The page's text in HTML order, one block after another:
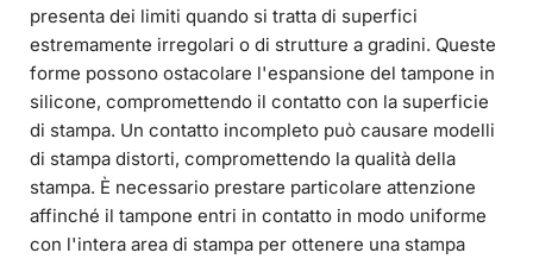
presenta dei limiti quando si tratta di superfici
estremamente irregolari o di strutture a gradini. Queste
forme possono ostacolare l'espansione del tampone in
silicone, compromettendo il contatto con la superficie
di stampa. Un contatto incompleto può causare modelli
di stampa distorti, compromettendo la qualità della
stampa. È necessario prestare particolare attenzione
affinché il tampone entri in contatto in modo uniforme
con l'intera area di stampa per ottenere una stampa